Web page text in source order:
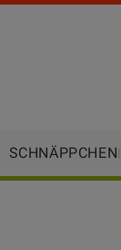
SCHNÄPPCHEN